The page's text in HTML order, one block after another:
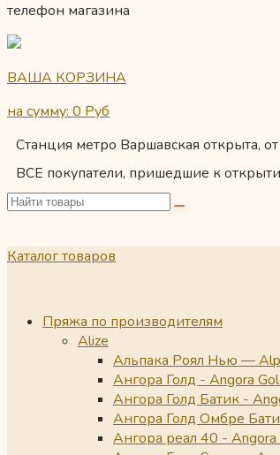
телефон магазина
ВАША КОРЗИНА
на сумму: 0 Руб
Станция метро Варшавская открыта,
ВСЕ покупатели, пришедшие к
Каталог товаров
Пряжа по производителям
Alize
Альпака Роял Нью —
Ангора Голд - Angora
Ангора Голд Батик -
Ангора Голд Омбре
Ангора реал 40 - Angora